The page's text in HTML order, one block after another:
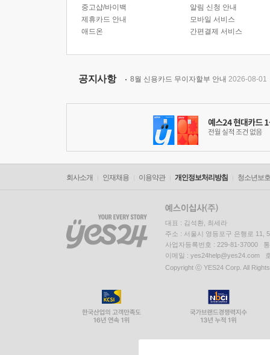
중고샵/바이백
제휴카드 안내
애드온
알림 신청 안내
모바일 서비스
간편결제 서비스
공지사항 8월 신용카드 무이자할부 안내 2026-08-01
회사소개 인재채용 이용약관 개인정보처리방침 청소년보
대표 : 김석환, 최세라
주소 : 서울시 영등포구 은행로 11,
사업자등록번호 : 229-81-37000
이메일 : yes24help@yes24.com
Copyright ⓒ YES24 Corp. All